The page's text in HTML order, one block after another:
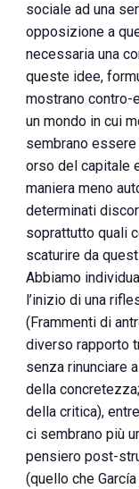
sociale ad una
opposizione a
necessaria una
queste idee,
mostrano contro-
un mondo in cui
sembrano
orso del capitale
maniera meno
determinati
soprattutto quali
scaturire da
Abbiamo
l’inizio di una
(Frammenti di
diverso rapporto
senza rinunciare
della
della critica),
ci sembrano più
pensiero post-
(quello che